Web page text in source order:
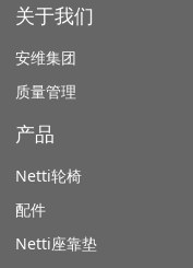
关于我们
安维集团
质量管理
产品
Netti轮椅
配件
Netti座靠垫